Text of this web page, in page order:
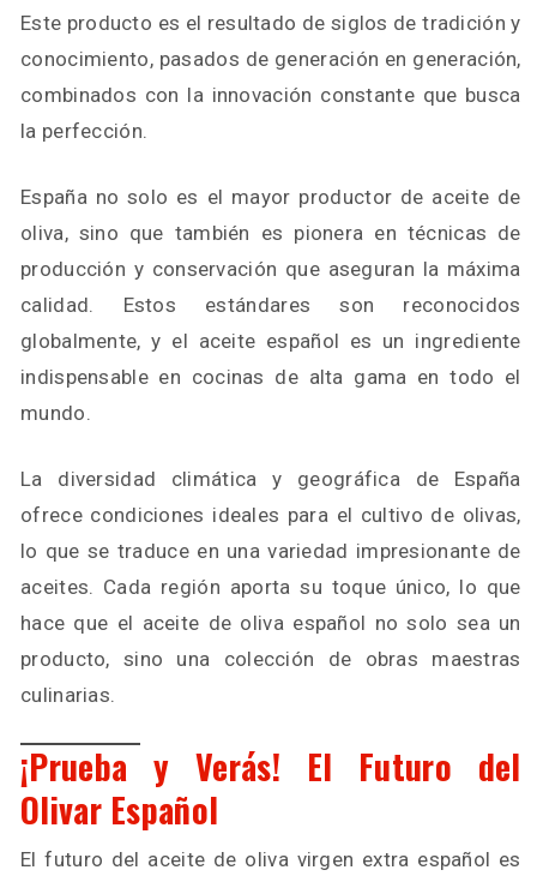
Este producto es el resultado de siglos de tradición y
conocimiento, pasados de generación en generación,
combinados con la innovación constante que busca
la perfección.
España no solo es el mayor productor de aceite de
oliva, sino que también es pionera en técnicas de
producción y conservación que aseguran la máxima
calidad. Estos estándares son reconocidos
globalmente, y el aceite español es un ingrediente
indispensable en cocinas de alta gama en todo el
mundo.
La diversidad climática y geográfica de España
ofrece condiciones ideales para el cultivo de olivas,
lo que se traduce en una variedad impresionante de
aceites. Cada región aporta su toque único, lo que
hace que el aceite de oliva español no solo sea un
producto, sino una colección de obras maestras
culinarias.
¡Prueba y Verás! El Futuro del
Olivar Español
El futuro del aceite de oliva virgen extra español es